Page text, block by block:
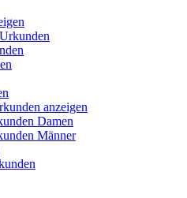
anzeigen
Damen
Männer